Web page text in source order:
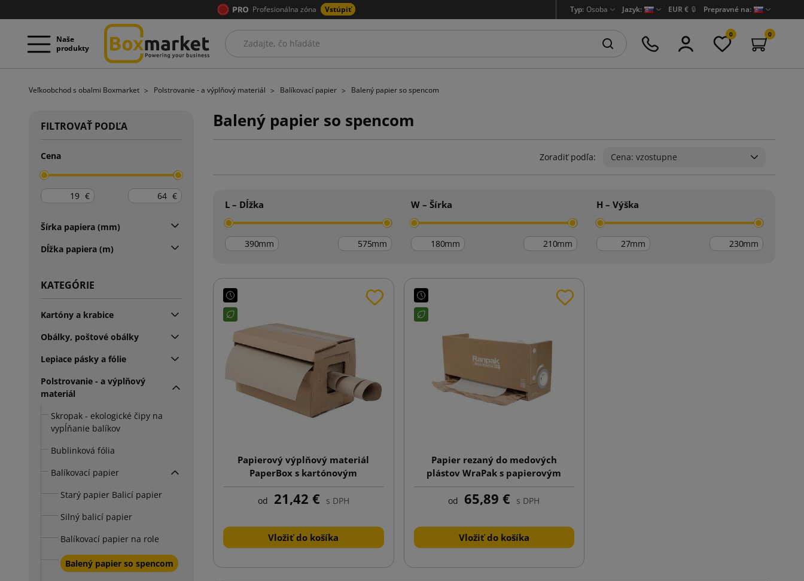
Profesionálna zóna Vstúpiť Typ: Osoba Jazyk: EUR € 🔒 Prepravné na:
Naše
produkty
0 0
Veľkoobchod s obalmi Boxmarket Polstrovanie - a výplňový materiál Balíkovací papier Balený papier so spencom
FILTROVAŤ PODĽA
Cena
€ €
Šírka papiera (mm)
Dĺžka papiera (m)
KATEGÓRIE
Kartóny a krabice
Obálky, poštové obálky
Lepiace pásky a fólie
Polstrovanie - a výplňový
materiál
Skropak - ekologické čipy na
vypĺňanie balíkov
Bublinková fólia
Balíkovací papier
Starý papier Balicí papier
Silný balicí papier
Balíkovací papier na role
Balený papier so spencom
Balený papier so spencom
Zoradiť podľa: Cena: vzostupne
L – Dĺžka
mm mm
W – Šírka
mm mm
H – Výška
mm mm
Papierový výplňový materiál
PaperBox s kartónovým
dávkovačom
od 21,42 € s DPH
Vložiť do košíka
Papier rezaný do medových
plástov WraPak s papierovým
dispenzérom
od 65,89 € s DPH
Vložiť do košíka